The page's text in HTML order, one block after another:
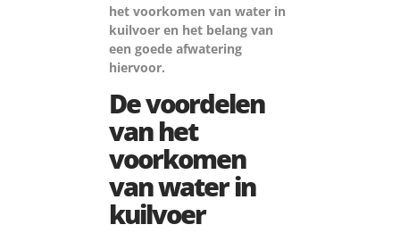
het voorkomen van water in
kuilvoer en het belang van
een goede afwatering
hiervoor.
De voordelen
van het
voorkomen
van water in
kuilvoer